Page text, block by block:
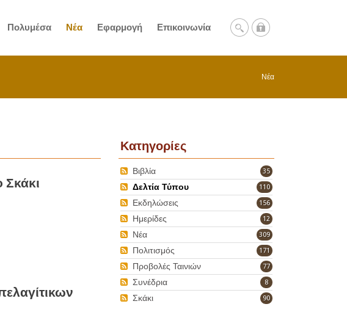
Πολυμέσα Νέα Εφαρμογή Επικοινωνία
Νέα
Σκάκι
Κατηγορίες
35
Βιβλία
110
Δελτία Τύπου
156
Εκδηλώσεις
12
Ημερίδες
309
Νέα
171
Πολιτισμός
77
Προβολές Ταινιών
8
Συνέδρια
90
Σκάκι